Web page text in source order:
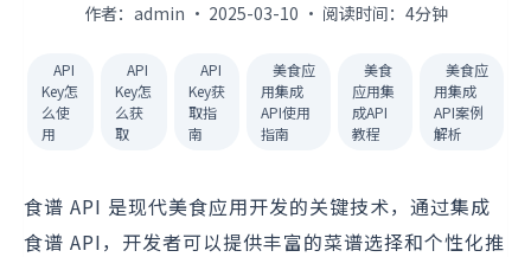
作者：admin · 2025-03-10 · 阅读时间：4分钟
API
Key怎
么使
用
API
Key怎
么获
取
API
Key获
取指
南
美食应
用集成
API使用
指南
美食
应用集
成API
教程
美食应
用集成
API案例
解析
食谱 API 是现代美食应用开发的关键技术，通过集成
食谱 API，开发者可以提供丰富的菜谱选择和个性化推